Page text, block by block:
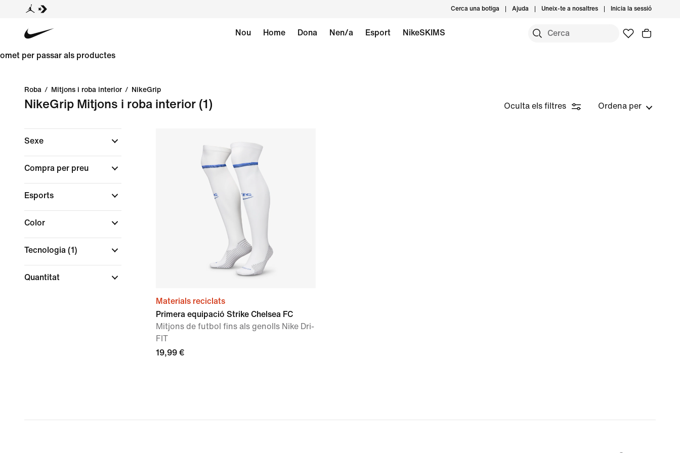
Cerca una botiga Ajuda Uneix-te a nosaltres Inicia la sessió
Nou Home Dona Nen/a Esport NikeSKIMS
omet per passar als productes
Roba / Mitjons i roba interior / NikeGrip
NikeGrip Mitjons i roba interior (1) Oculta els filtres Ordena per
Sexe
Compra per preu
Esports
Color
Tecnologia (1)
Quantitat
Materials reciclats
Primera equipació Strike Chelsea FC
Mitjons de futbol fins als genolls Nike Dri-
FIT
19,99 €